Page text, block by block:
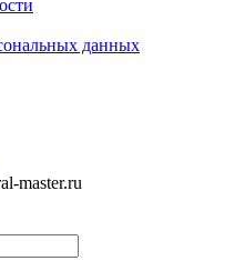
данных
master.ru